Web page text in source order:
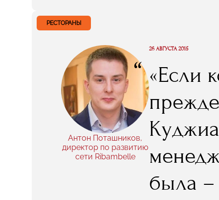
также
как
РЕСТОРАНЫ
Антон Поташников,
директор по развитию
сети Ribambelle
“
26 АВГУСТА 2015
«Если
была –